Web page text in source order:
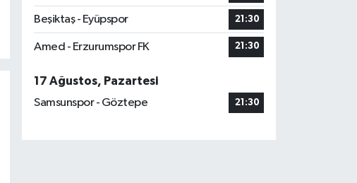
Beşiktaş - Eyüpspor 21:30
Amed - Erzurumspor FK 21:30
17 Ağustos, Pazartesi
Samsunspor - Göztepe
21:30